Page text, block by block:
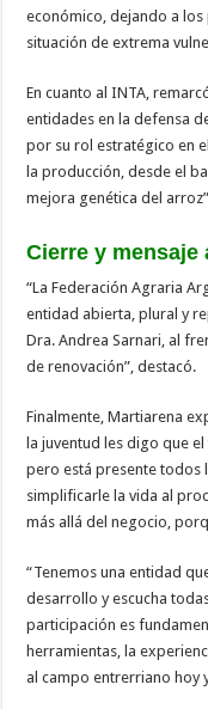
económico, dejando a
situación de extrema
En cuanto al INTA,
entidades en la defensa
por su rol estratégico en
la producción, desde el
mejora genética del
Cierre y
“La Federación Agraria
entidad abierta, plural y
Dra. Andrea Sarnari, al
de renovación”, destacó.
Finalmente, Martiarena
la juventud les digo que
pero está presente todos
simplificarle la vida al
más allá del negocio,
“Tenemos una entidad
desarrollo y escucha
participación es
herramientas, la
al campo entrerriano hoy